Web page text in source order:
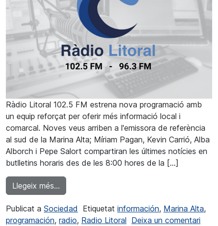
Ràdio Litoral 102.5 FM estrena nova programació amb
un equip reforçat per oferir més informació local i
comarcal. Noves veus arriben a l'emissora de referència
al sud de la Marina Alta; Míriam Pagan, Kevin Carrió, Alba
Alborch i Pepe Salort compartiran les últimes notícies en
butlletins horaris des de les 8:00 hores de la […]
Llegeix més…
Publicat a Sociedad Etiquetat información, Marina Alta,
programación, radio, Radio Litoral Deixa un comentari